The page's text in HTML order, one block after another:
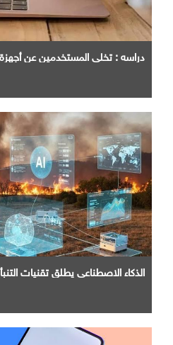
دراسه : تخلي المستخدمين عن
الذكاء الاصطناعي يطلق تقنيات